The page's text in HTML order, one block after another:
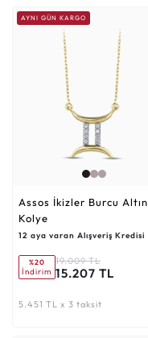
AYNI GÜN KARGO
Assos İkizler Burcu Altın
Kolye
12 aya varan Alışveriş Kredisi
%20
İndirim
19.009 TL
15.207 TL
5.451 TL x 3 taksit